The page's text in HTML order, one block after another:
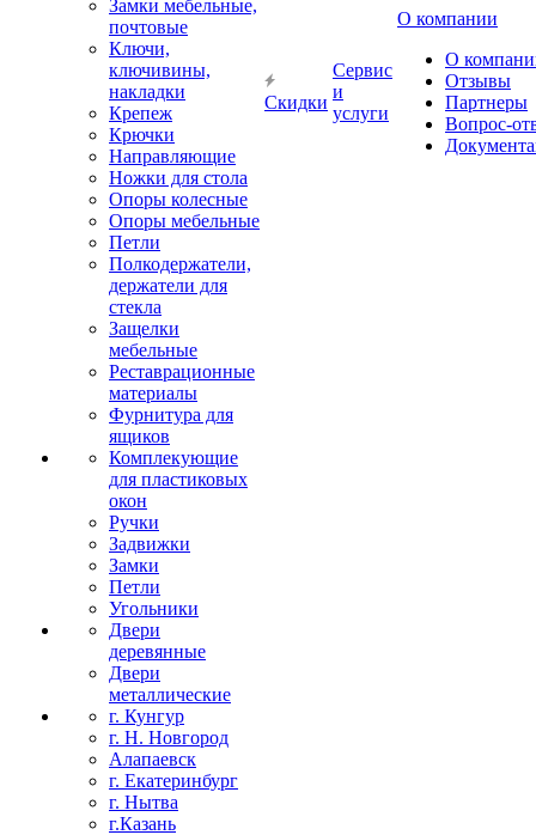
Замки мебельные,
почтовые
Ключи,
ключивины,
накладки
Крепеж
Крючки
Направляющие
Ножки для стола
Опоры колесные
Опоры мебельные
Петли
Полкодержатели,
держатели для
стекла
Защелки
мебельные
Реставрационные
материалы
Фурнитура для
ящиков
Комплекующие
для пластиковых
окон
Ручки
Задвижки
Замки
Петли
Угольники
Двери
деревянные
Двери
металлические
г. Кунгур
г. Н. Новгород
Алапаевск
г. Екатеринбург
г. Нытва
г.Казань
Скидки
Сервис
и
услуги
О компании
О
Отзывы
Партнеры
Вопрос-